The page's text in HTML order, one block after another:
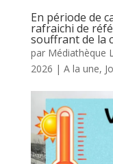
En période de
rafraichi de
souffrant de la
par Médiathèque
2026 | A la une,